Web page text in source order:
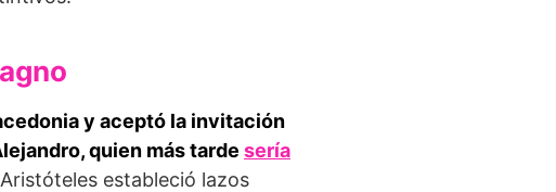
y aceptó la invitación
quien más tarde sería
estableció lazos